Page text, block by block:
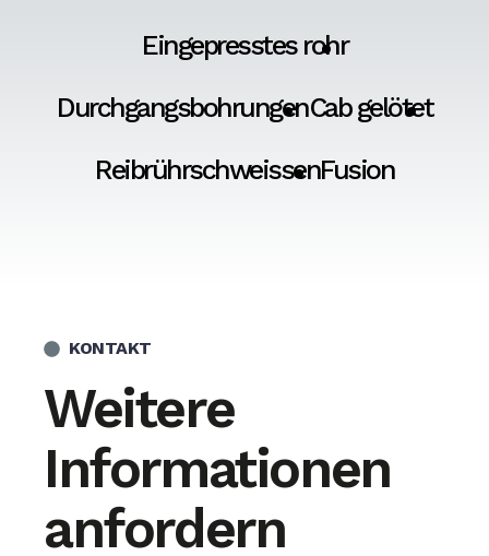
Eingepresstes rohr
DurchgangsbohrungenCab gelötet
ReibrührschweissenFusion
KONTAKT
Weitere
Informationen
anfordern